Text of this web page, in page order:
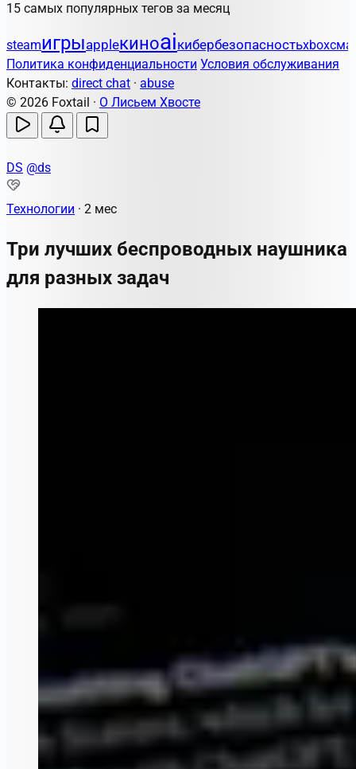
15 самых популярных тегов за месяц
steamигрыappleкиноaiкибербезопасностьxbox
Политика конфиденциальности Условия обслуживания
Контакты: direct chat · abuse
© 2026 Foxtail · О Лисьем Хвосте
DS @ds
Технологии · 2 мес
Три лучших беспроводных наушника
для разных задач